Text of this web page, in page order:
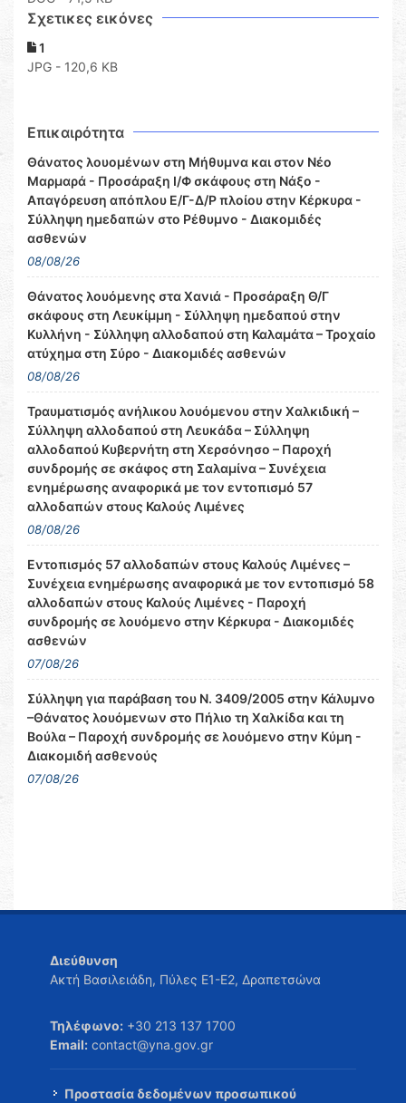
Σχετικες εικόνες
1
JPG - 120,6 KB
Επικαιρότητα
Θάνατος λουομένων στη Μήθυμνα και στον Νέο
Μαρμαρά - Προσάραξη Ι/Φ σκάφους στη Νάξο -
Απαγόρευση απόπλου Ε/Γ-Δ/Ρ πλοίου στην Κέρκυρα -
Σύλληψη ημεδαπών στο Ρέθυμνο - Διακομιδές
ασθενών
08/08/26
Θάνατος λουόμενης στα Χανιά - Προσάραξη Θ/Γ
σκάφους στη Λευκίμμη - Σύλληψη ημεδαπού στην
Κυλλήνη - Σύλληψη αλλοδαπού στη Καλαμάτα – Τροχαίο
ατύχημα στη Σύρο - Διακομιδές ασθενών
08/08/26
Τραυματισμός ανήλικου λουόμενου στην Χαλκιδική –
Σύλληψη αλλοδαπού στη Λευκάδα – Σύλληψη
αλλοδαπού Κυβερνήτη στη Χερσόνησο – Παροχή
συνδρομής σε σκάφος στη Σαλαμίνα – Συνέχεια
ενημέρωσης αναφορικά με τον εντοπισμό 57
αλλοδαπών στους Καλούς Λιμένες
08/08/26
Εντοπισμός 57 αλλοδαπών στους Καλούς Λιμένες –
Συνέχεια ενημέρωσης αναφορικά με τον εντοπισμό 58
αλλοδαπών στους Καλούς Λιμένες - Παροχή
συνδρομής σε λουόμενο στην Κέρκυρα - Διακομιδές
ασθενών
07/08/26
Σύλληψη για παράβαση του Ν. 3409/2005 στην Κάλυμνο
–Θάνατος λουόμενων στο Πήλιο τη Χαλκίδα και τη
Βούλα – Παροχή συνδρομής σε λουόμενο στην Κύμη -
Διακομιδή ασθενούς
07/08/26
Διεύθυνση
Ακτή Βασιλειάδη, Πύλες Ε1-Ε2, Δραπετσώνα
Τηλέφωνο: +30 213 137 1700
Email: contact@yna.gov.gr
Προστασία δεδομένων προσωπικού